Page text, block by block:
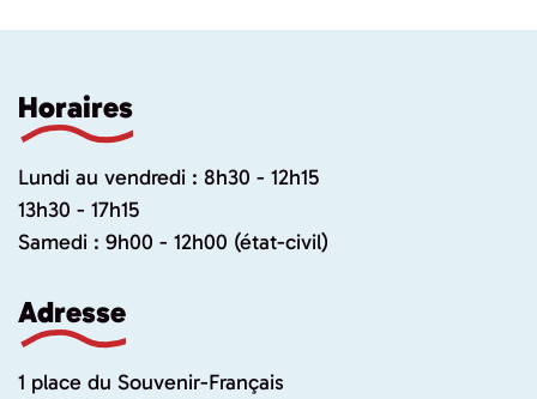
Horaires
Lundi au vendredi : 8h30 - 12h15
13h30 - 17h15
Samedi : 9h00 - 12h00 (état-civil)
Adresse
1 place du Souvenir-Français